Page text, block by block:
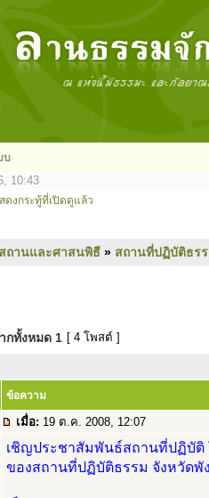
บ
10:43
ดงกระทู้ที่เปิดดูแล้ว
ถานและศาสนพิธี » สถานที่ปฏิบัติธร
กทั้งหมด 1 [ 4 โพสต์ ]
ข้อความ
เมื่อ: 19 ต.ค. 2008, 12:07
เชิญประชาสัมพันธ์สถานที่ปฏิบัติ
ของสถานที่ปฏิบัติธรรม จังหวัดพั